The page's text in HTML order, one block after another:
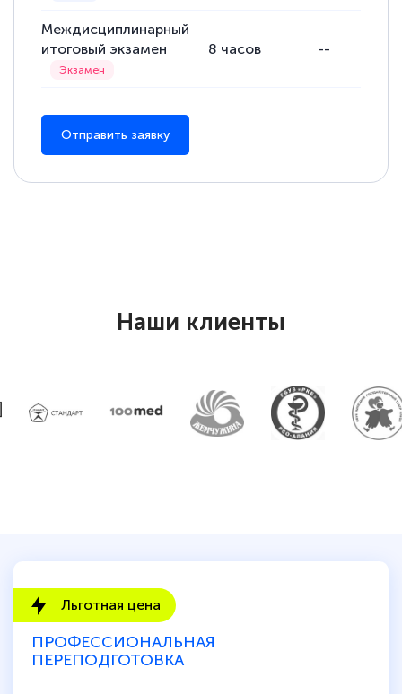
Междисциплинарный
итоговый экзамен
8 часов --
Отправить заявку
Наши клиенты
Льготная цена
ПРОФЕССИОНАЛЬНАЯ
ПЕРЕПОДГОТОВКА